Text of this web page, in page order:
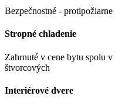
Bezpečnostné - protipožiarne
Stropné chladenie
Zahrnuté v cene bytu spolu
štvorcových
Interiérové dvere